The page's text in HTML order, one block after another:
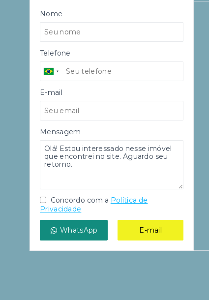
Nome
Telefone
E-mail
Mensagem
Concordo com a Política de
Privacidade
WhatsApp E-mail